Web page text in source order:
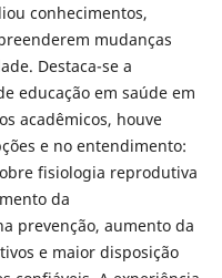
conhecimentos,
mudanças
Destaca-se a
educação em saúde em
acadêmicos, houve
e no entendimento:
fisiologia reprodutiva
da
prevenção, aumento da
e maior disposição